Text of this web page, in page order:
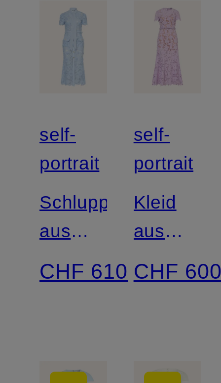
self-
portrait
Schluppenkleid
aus
Lochspitze
mit
CHF 610
self-
portrait
Kleid
aus
CHF